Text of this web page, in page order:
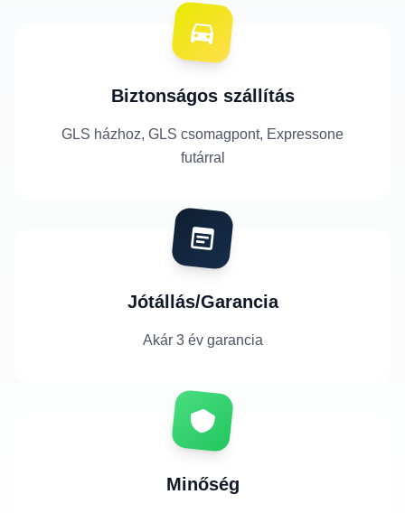
Biztonságos szállítás
GLS házhoz, GLS csomagpont, Expressone
futárral
Jótállás/Garancia
Akár 3 év garancia
Minőség